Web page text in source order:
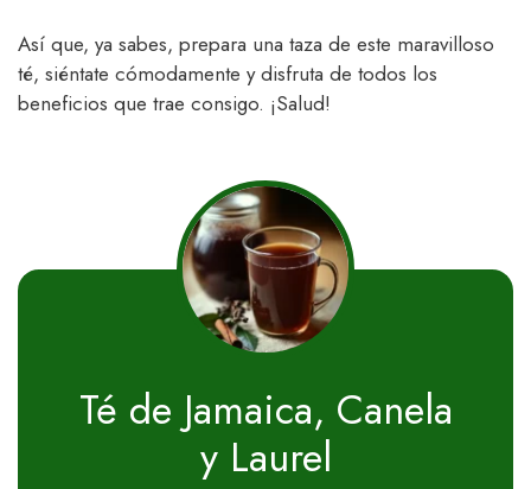
Así que, ya sabes, prepara una taza de este maravilloso
té, siéntate cómodamente y disfruta de todos los
beneficios que trae consigo. ¡Salud!
Té de Jamaica, Canela
y Laurel